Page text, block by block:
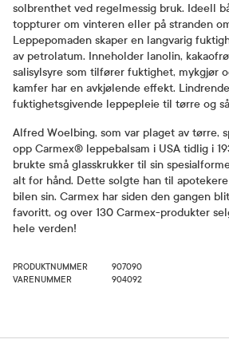
solbrenthet ved regelmessig bruk. Ideell
toppturer om vinteren eller på stranden
Leppepomaden skaper en langvarig
av petrolatum. Inneholder lanolin,
salisylsyre som tilfører fuktighet, mykgjør
kamfer har en avkjølende effekt.
fuktighetsgivende leppepleie til tørre og
Alfred Woelbing, som var plaget av tørre,
opp Carmex® leppebalsam i USA tidlig i
brukte små glasskrukker til sin
alt for hånd. Dette solgte han til
bilen sin. Carmex har siden den gangen
favoritt, og over 130 Carmex-produkter
hele verden!
PRODUKTNUMMER
907090
VARENUMMER
904092